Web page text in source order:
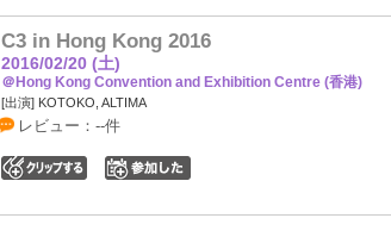
C3 in Hong Kong 2016
2016/02/20 (土)
＠Hong Kong Convention and Exhibition Centre (香港)
[出演] KOTOKO, ALTIMA
レビュー：--件